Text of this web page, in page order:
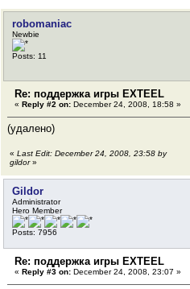
robomaniac
Newbie
Posts: 11
Re: поддержка игры EXTEEL
« Reply #2 on: December 24, 2008, 18:58 »
(удалено)
« Last Edit: December 24, 2008, 23:58 by
gildor»
Gildor
Administrator
Hero Member
Posts: 7956
Re: поддержка игры EXTEEL
« Reply #3 on: December 24, 2008, 23:07 »